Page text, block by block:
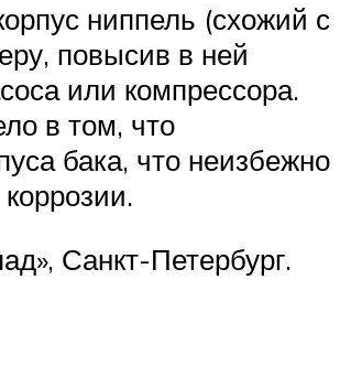
ниппель (схожий с
повысив в ней
или компрессора.
в том, что
бака, что неизбежно
Санкт-Петербург.